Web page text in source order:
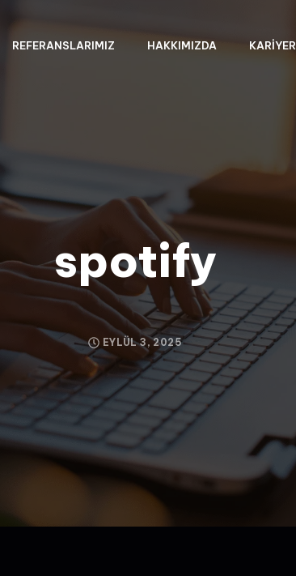
REFERANSLARIMIZ HAKKIMIZDA KARIYER
spotify
EYLÜL 3, 2025